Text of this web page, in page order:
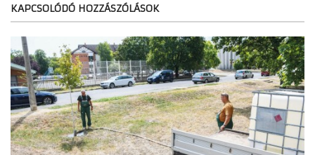
KAPCSOLÓDÓ HOZZÁSZÓLÁSOK